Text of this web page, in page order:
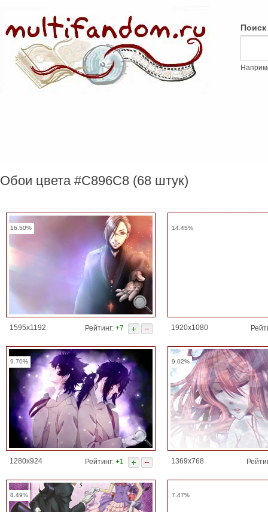
Обои цвета #C896C8 (68 штук)
16.50%
1595x1192 Рейтинг: +7
14.45%
1920x1080
9.70%
1280x924 Рейтинг: +1
9.02%
1369x768
8.49% 7.47%